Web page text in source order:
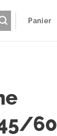
Panier
60